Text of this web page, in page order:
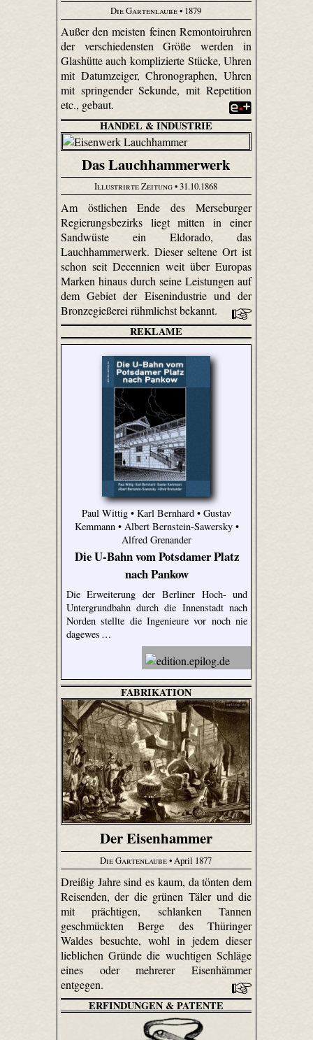
Die Gartenlaube• 1879
Außer den meisten feinen Remontoir­uhren
der verschiedensten Größe werden in
Glashütte auch komplizierte Stücke, Uhren
mit Datum­zeiger, Chronographen, Uhren
mit springender Sekunde, mit Repetition
etc., gebaut.
HANDEL & INDUSTRIE
Das Lauchhammerwerk
Illustrirte Zeitung• 31.10.1868
Am östlichen Ende des Merseburger
Regierungsbezirks liegt mitten in einer
Sandwüste ein Eldorado, das
Lauchhammerwerk. Dieser seltene Ort ist
schon seit Decennien weit über Europas
Marken hinaus durch seine Leistungen auf
dem Gebiet der Eisenindustrie und der
Bronzegießerei rühmlichst bekannt.
REKLAME
Paul Wittig • Karl Bernhard • Gustav
Kemmann • Albert Bernstein-Sawersky •
Alfred Grenander
Die U-Bahn vom Potsdamer Platz
nach Pankow
Die Erweiterung der Berliner Hoch- und
Untergrundbahn durch die Innenstadt nach
Norden stellte die Ingenieure vor noch nie
dagewes …
FABRIKATION
Der Eisenhammer
Die Gartenlaube• April 1877
Dreißig Jahre sind es kaum, da tönten dem
Reisenden, der die grünen Täler und die
mit prächtigen, schlanken Tannen
geschmückten Berge des Thüringer
Waldes besuchte, wohl in jedem dieser
lieblichen Gründe die wuchtigen Schläge
eines oder mehrerer Eisenhämmer
entgegen.
ERFINDUNGEN & PATENTE